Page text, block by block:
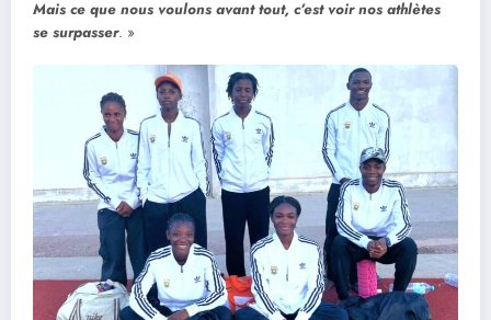
Mais ce que nous voulons avant tout, c’est voir nos athlètes
se surpasser. »